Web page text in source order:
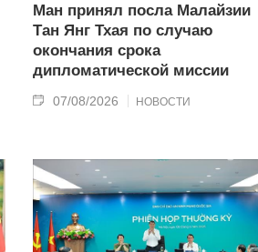
Ман принял посла Малайзии
Тан Янг Тхая по случаю
окончания срока
дипломатической миссии
07/08/2026 НОВОСТИ